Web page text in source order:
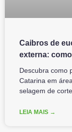
Caibros de
externa:
Descubra como
Catarina em
selagem de
LEIA MAIS →